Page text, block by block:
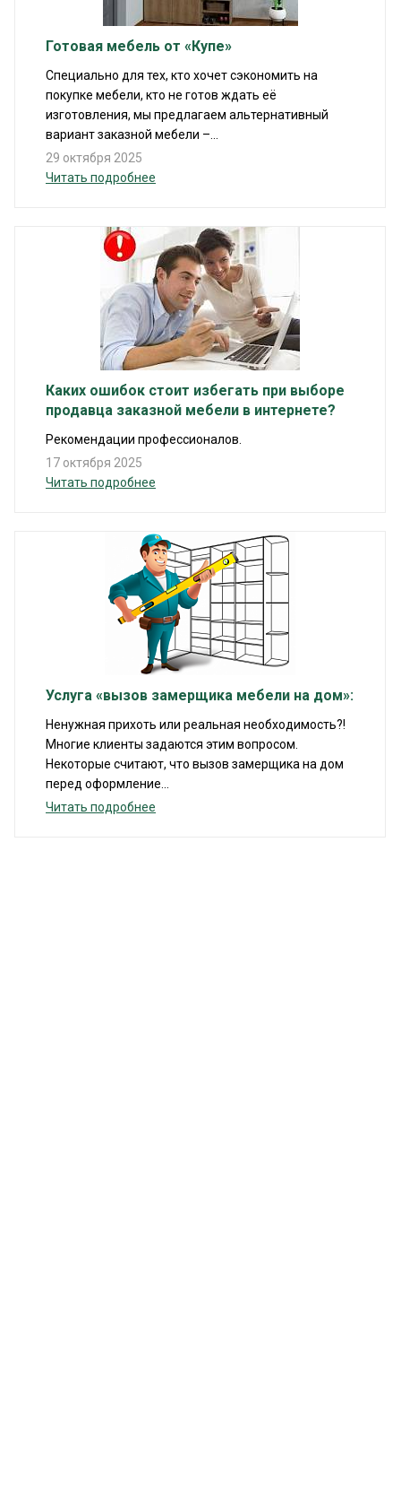
Готовая мебель от «Купе»
Специально для тех, кто хочет сэкономить на
покупке мебели, кто не готов ждать её
изготовления, мы предлагаем альтернативный
вариант заказной мебели –...
29 октября 2025
Читать подробнее
Каких ошибок стоит избегать при выборе
продавца заказной мебели в интернете?
Рекомендации профессионалов.
17 октября 2025
Читать подробнее
Услуга «вызов замерщика мебели на дом»:
Ненужная прихоть или реальная необходимость?!
Многие клиенты задаются этим вопросом.
Некоторые считают, что вызов замерщика на дом
перед оформление...
Читать подробнее